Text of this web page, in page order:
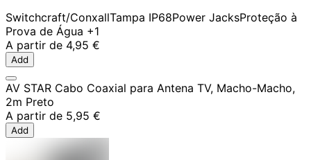
Switchcraft/ConxallTampa IP68Power JacksProteção à
Prova de Água +1
A partir de 4,95 €
Add
AV STAR Cabo Coaxial para Antena TV, Macho-Macho,
2m Preto
A partir de 5,95 €
Add